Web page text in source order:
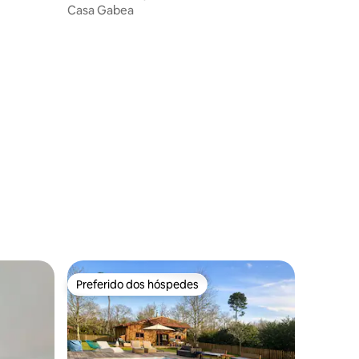
Casa Gabea
Preferido dos hóspedes
Preferido dos hóspedes